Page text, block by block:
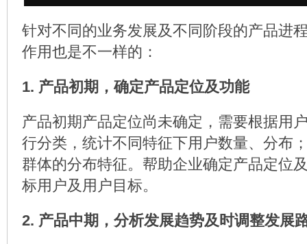
针对不同的业务发展及不同阶段的产品进
作用也是不一样的：
1. 产品初期，确定产品定位及功能
产品初期产品定位尚未确定，需要根据用
行分类，统计不同特征下用户数量、分布
群体的分布特征。帮助企业确定产品定位
标用户及用户目标。
2. 产品中期，分析发展趋势及时调整发展